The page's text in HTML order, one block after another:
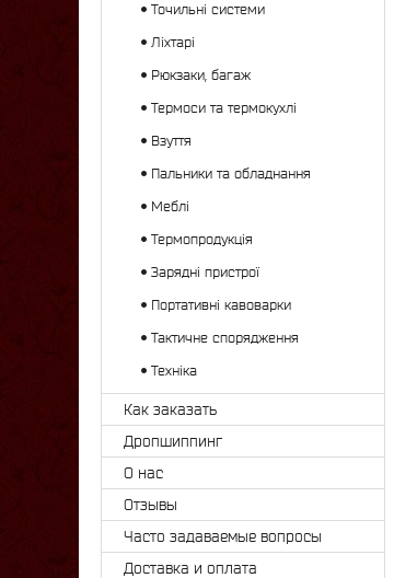
Точильні системи
Ліхтарі
Рюкзаки, багаж
Термоси та термокухлі
Взуття
Пальники та обладнання
Меблі
Термопродукція
Зарядні пристрої
Портативні кавоварки
Тактичне спорядження
Техніка
Как заказать
Дропшиппинг
О нас
Отзывы
Часто задаваемые вопросы
Доставка и оплата